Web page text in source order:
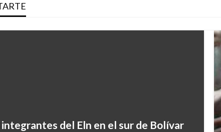
del Eln en el sur de Bolívar